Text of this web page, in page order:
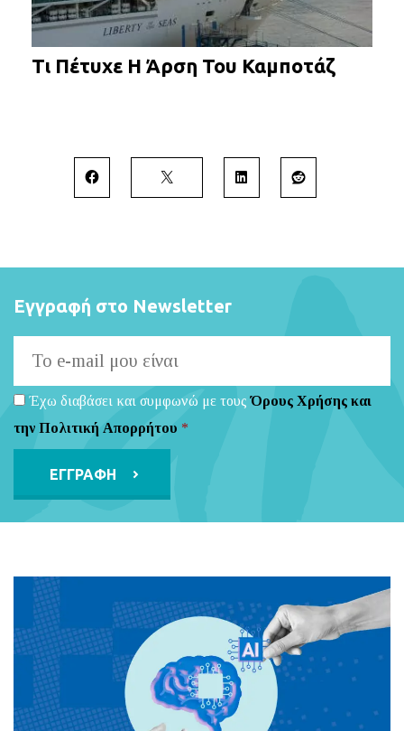
Τι Πέτυχε Η Άρση Του Καμποτάζ
Εγγραφή στο Newsletter
Έχω διαβάσει και συμφωνώ με τουςΌρους Χρήσης και
την Πολιτική Απορρήτου *